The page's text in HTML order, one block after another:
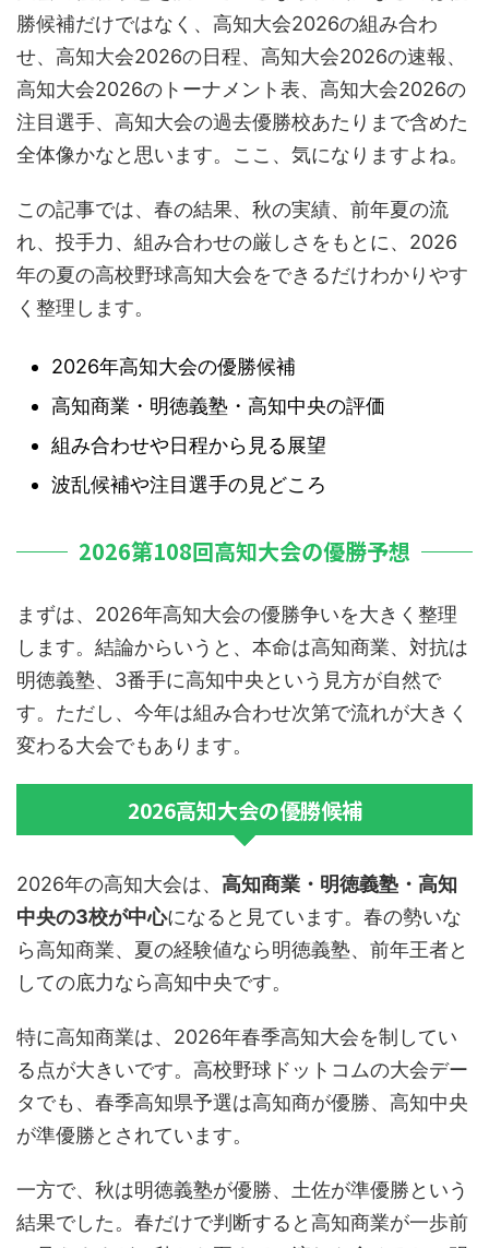
勝候補だけではなく、高知大会2026の組み合わ
せ、高知大会2026の日程、高知大会2026の速報、
高知大会2026のトーナメント表、高知大会2026の
注目選手、高知大会の過去優勝校あたりまで含めた
全体像かなと思います。ここ、気になりますよね。
この記事では、春の結果、秋の実績、前年夏の流
れ、投手力、組み合わせの厳しさをもとに、2026
年の夏の高校野球高知大会をできるだけわかりやす
く整理します。
2026年高知大会の優勝候補
高知商業・明徳義塾・高知中央の評価
組み合わせや日程から見る展望
波乱候補や注目選手の見どころ
2026第108回高知大会の優勝予想
まずは、2026年高知大会の優勝争いを大きく整理
します。結論からいうと、本命は高知商業、対抗は
明徳義塾、3番手に高知中央という見方が自然で
す。ただし、今年は組み合わせ次第で流れが大きく
変わる大会でもあります。
2026高知大会の優勝候補
2026年の高知大会は、 高知商業・明徳義塾・高知
中央の3校が中心になると見ています。春の勢いな
ら高知商業、夏の経験値なら明徳義塾、前年王者と
しての底力なら高知中央です。
特に高知商業は、2026年春季高知大会を制してい
る点が大きいです。高校野球ドットコムの大会デー
タでも、春季高知県予選は高知商が優勝、高知中央
が準優勝とされています。
一方で、秋は明徳義塾が優勝、土佐が準優勝という
結果でした。春だけで判断すると高知商業が一歩前